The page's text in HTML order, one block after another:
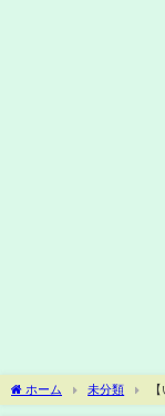
ホーム 未分類
東北産 #TOHOKU9#スタ